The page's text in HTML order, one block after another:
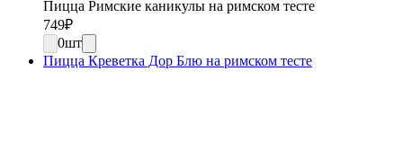
Пицца Римские каникулы на римском тесте
749₽
0шт
Пицца Креветка Дор Блю на римском тесте